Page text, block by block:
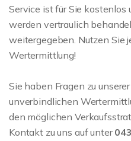
Service ist für Sie kostenlos
werden vertraulich
weitergegeben. Nutzen Sie
Wertermittlung!
Sie haben Fragen zu
unverbindlichen
den möglichen
Kontakt zu uns auf unter